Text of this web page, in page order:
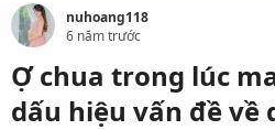
nuhoang118
6 năm trước
Ợ chua trong lúc
dấu hiệu vấn đề về